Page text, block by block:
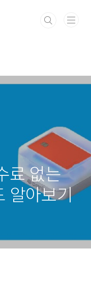
료 없는
알아보기